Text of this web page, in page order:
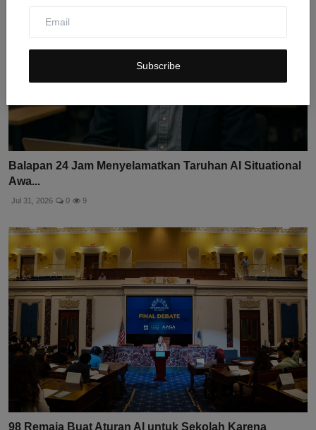
Subscribe
Balapan 24 Jam Menyelamatkan Taruhan AI Situational
Awa...
Jul 31, 2026 0 9
98 Remaja Buat Aturan AI untuk Sekolah Karena